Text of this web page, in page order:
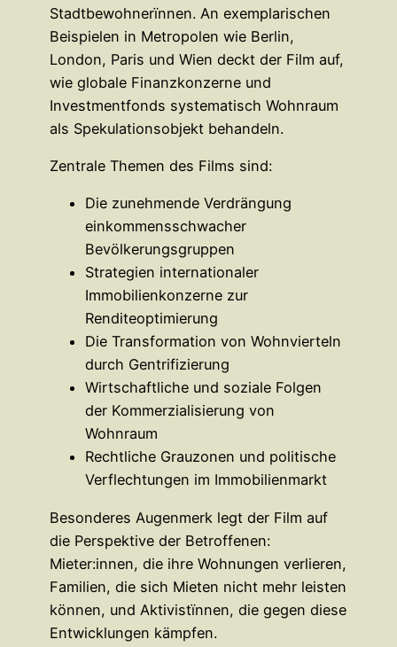
Stadtbewohnerïnnen. An exemplarischen
Beispielen in Metropolen wie Berlin,
London, Paris und Wien deckt der Film auf,
wie globale Finanzkonzerne und
Investmentfonds systematisch Wohnraum
als Spekulationsobjekt behandeln.
Zentrale Themen des Films sind:
Die zunehmende Verdrängung
einkommensschwacher
Bevölkerungsgruppen
Strategien internationaler
Immobilienkonzerne zur
Renditeoptimierung
Die Transformation von Wohnvierteln
durch Gentrifizierung
Wirtschaftliche und soziale Folgen
der Kommerzialisierung von
Wohnraum
Rechtliche Grauzonen und politische
Verflechtungen im Immobilienmarkt
Besonderes Augenmerk legt der Film auf
die Perspektive der Betroffenen:
Mieter:innen, die ihre Wohnungen verlieren,
Familien, die sich Mieten nicht mehr leisten
können, und Aktivistïnnen, die gegen diese
Entwicklungen kämpfen.